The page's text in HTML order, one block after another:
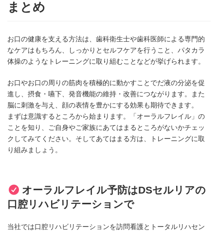
まとめ
お口の健康を支える方法は、歯科衛生士や歯科医師による専門的
なケアはもちろん、しっかりとセルフケアを行うこと、パタカラ
体操のようなトレーニングに取り組むことなどが挙げられます。
お口やお口の周りの筋肉を積極的に動かすことでだ液の分泌を促
進し、摂食・嚥下、発音機能の維持・改善につながります。また
脳に刺激を与え、顔の表情を豊かにする効果も期待できます。
まずは意識するところから始まります。「オーラルフレイル」の
ことを知り、ご自身やご家族にあてはまるところがないかチェッ
クしてみてください。そしてあてはまる方は、トレーニングに取
り組みましょう。
オーラルフレイル予防はDSセルリアの
口腔リハビリテーションで
当社では口腔リハビリテーションを訪問看護とトータルリハセン